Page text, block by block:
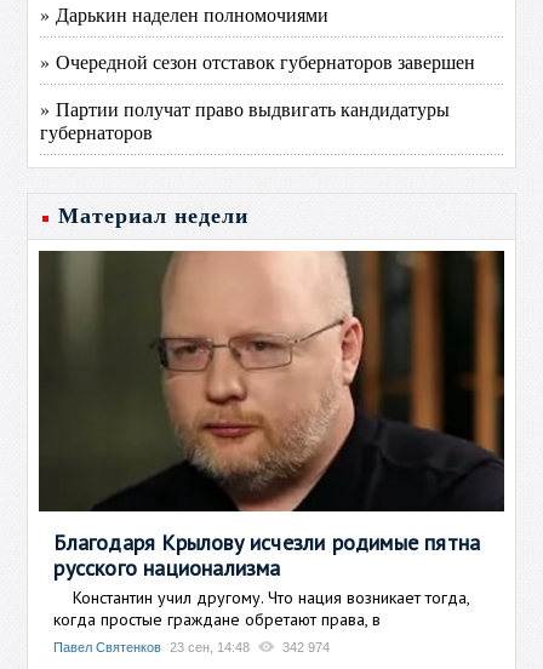
» Дарькин наделен полномочиями
» Очередной сезон отставок губернаторов завершен
» Партии получат право выдвигать кандидатуры
губернаторов
Материал недели
Благодаря Крылову исчезли родимые пятна
русского национализма
Константин учил другому. Что нация возникает тогда,
когда простые граждане обретают права, в
Павел Святенков 23 сен, 14:48 342 974